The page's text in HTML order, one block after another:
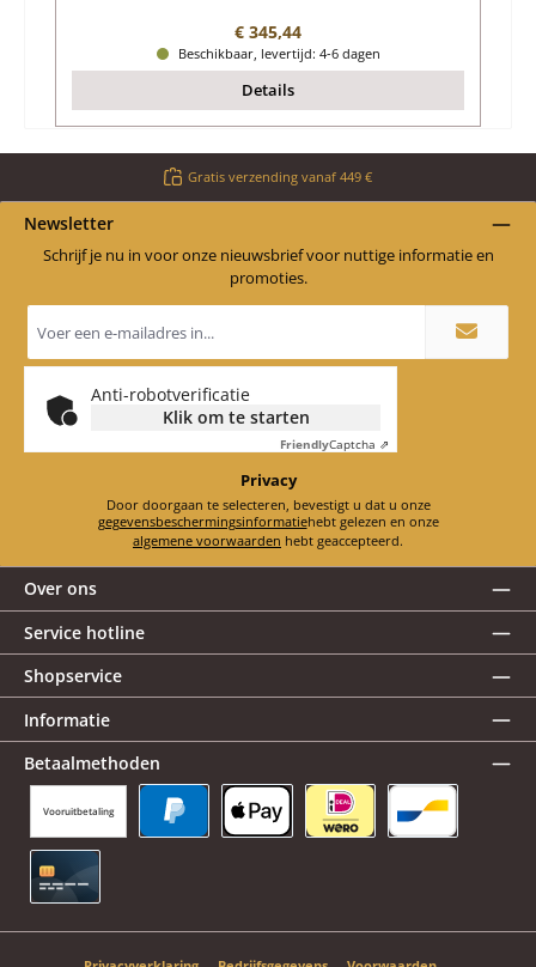
Normale prijs:
€ 345,44
Beschikbaar, levertijd: 4-6 dagen
Details
Gratis verzending vanaf 449 €
Newsletter
Schrijf je nu in voor onze nieuwsbrief voor nuttige informatie en
promoties.
mailadres
*
Anti-robotverificatie
Klik om te starten
FriendlyCaptcha ⇗
Privacy
Door doorgaan te selecteren, bevestigt u dat u onze
gegevensbeschermingsinformatie
hebt gelezen en onze
algemene voorwaarden hebt geaccepteerd.
Over ons
Service hotline
Shopservice
Informatie
Betaalmethoden
Vooruitbetaling